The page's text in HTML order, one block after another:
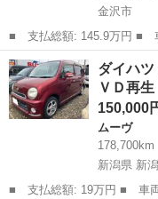
金沢市
■ 支払総額: 145.9万円 ■ 車両本体価格： 1,380,000 円 ■ メーカ
ー名： ダイハツ ■ 車種
名： セオリーＧ バック
ンスソナー ...
石川 金沢市 ダイハツ
ダイハ
ＶＤ再
150,000
ムーヴ
178,700km
新潟県 新
■ 支払総額: 19万円 ■ 車両本体価格： 150,000 円 ■ メーカー